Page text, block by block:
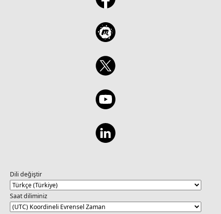
Dili değiştir
Saat diliminiz